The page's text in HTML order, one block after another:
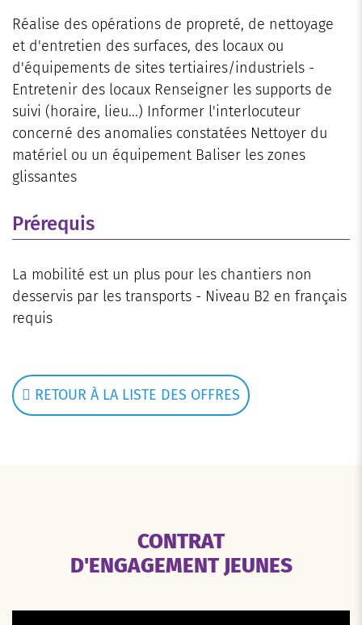
Réalise des opérations de propreté, de nettoyage
et d'entretien des surfaces, des locaux ou
d'équipements de sites tertiaires/industriels -
Entretenir des locaux Renseigner les supports de
suivi (horaire, lieu...) Informer l'interlocuteur
concerné des anomalies constatées Nettoyer du
matériel ou un équipement Baliser les zones
glissantes
Prérequis
La mobilité est un plus pour les chantiers non
desservis par les transports - Niveau B2 en français
requis
RETOUR À LA LISTE DES OFFRES
CONTRAT
D'ENGAGEMENT JEUNES